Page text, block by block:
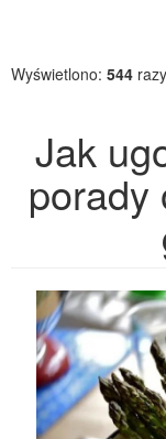
Wyświetlono: 544 razy
Jak
porady